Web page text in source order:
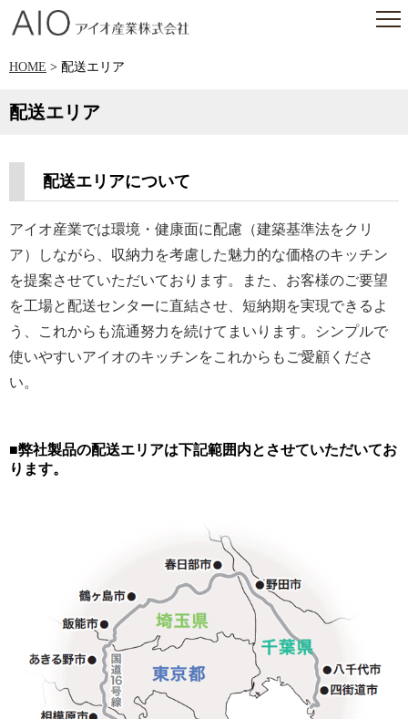
HOME > 配送エリア
配送エリア
配送エリアについて
アイオ産業では環境・健康面に配慮（建築基準法をクリ
ア）しながら、収納力を考慮した魅力的な価格のキッチン
を提案させていただいております。また、お客様のご要望
を工場と配送センターに直結させ、短納期を実現できるよ
う、これからも流通努力を続けてまいります。シンプルで
使いやすいアイオのキッチンをこれからもご愛顧くださ
い。
■弊社製品の配送エリアは下記範囲内とさせていただいてお
ります。